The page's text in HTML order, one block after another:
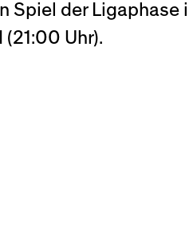
der Ligaphase
Uhr).